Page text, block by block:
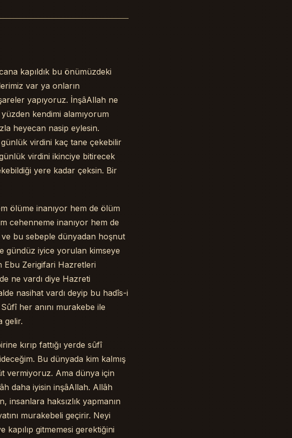
kapıldık bu önümüzdeki
var ya onların
yapıyoruz. İnşâAllah ne
kendimi alamıyorum
heyecan nasip eylesin.
virdini kaç tane çekebilir
virdini ikinciye bitirecek
yere kadar çeksin. Bir
ölüme inanıyor hem de ölüm
cehenneme inanıyor hem de
ve bu sebeple dünyadan hoşnut
gündüz iyice yorulan kimseye
Ebu Zerigifari Hazretleri
ne vardı diye Hazreti
nasihat vardı deyip bu hadîs-i
her anını murakebe ile
gelir.
kırıp fattığı yerde sûfî
Bu dünyada kim kalmış
vermiyoruz. Ama dünya için
daha iyisin inşâAllah. Allâh
insanlara haksızlık yapmanın
murakebeli geçirir. Neyi
kapılıp gitmemesi gerektiğini